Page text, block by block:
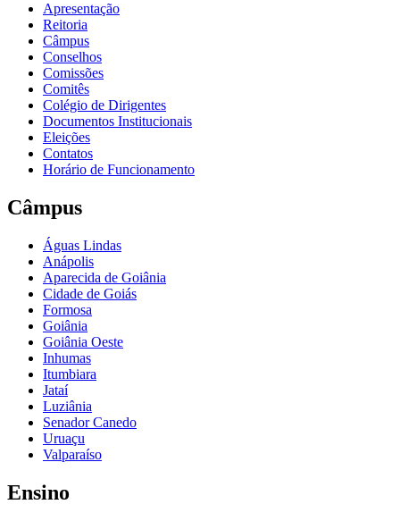
Apresentação
Reitoria
Câmpus
Conselhos
Comissões
Comitês
Colégio de Dirigentes
Documentos Institucionais
Eleições
Contatos
Horário de Funcionamento
Câmpus
Águas Lindas
Anápolis
Aparecida de Goiânia
Cidade de Goiás
Formosa
Goiânia
Goiânia Oeste
Inhumas
Itumbiara
Jataí
Luziânia
Senador Canedo
Uruaçu
Valparaíso
Ensino